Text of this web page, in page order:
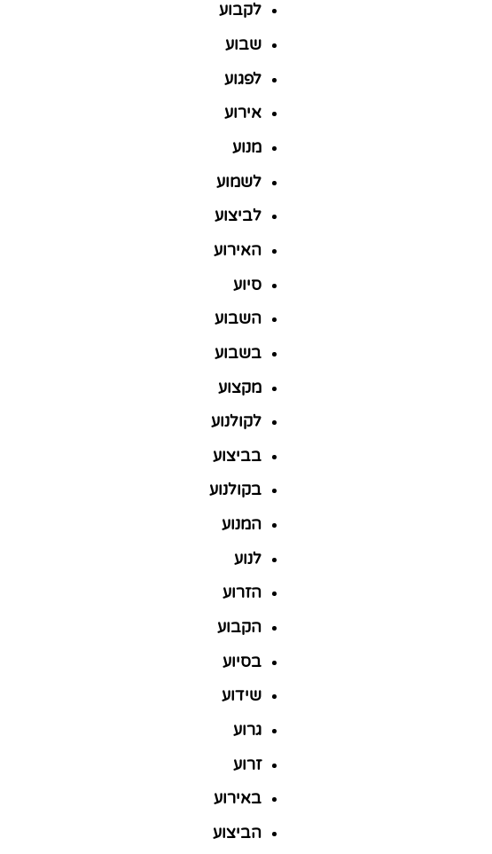
לקבוע
שבוע
לפגוע
אירוע
מנוע
לשמוע
לביצוע
האירוע
סיוע
השבוע
בשבוע
מקצוע
לקולנוע
בביצוע
בקולנוע
המנוע
לנוע
הזרוע
הקבוע
בסיוע
שידוע
גרוע
זרוע
באירוע
הביצוע